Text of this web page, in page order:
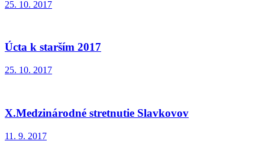
25. 10. 2017
Úcta k starším 2017
25. 10. 2017
X.Medzinárodné stretnutie Slavkovov
11. 9. 2017